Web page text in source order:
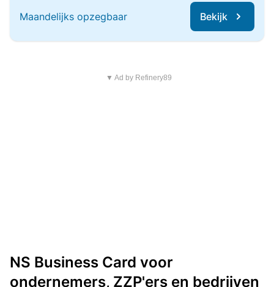
Maandelijks opzegbaar Bekijk
▼ Ad by Refinery89
NS Business Card voor
ondernemers, ZZP'ers en bedrijven